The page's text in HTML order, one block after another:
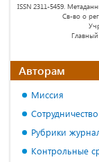
ISSN 2311-5459.
Св-во о
Авторам
Миссия
Сотрудничество
Рубрики
Контрольные